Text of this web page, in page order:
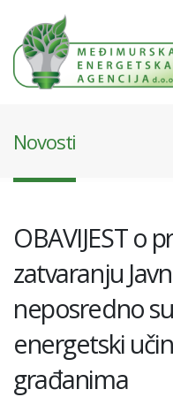
Novosti
OBAVIJEST o
zatvaranju
neposredno
energetski
građanima